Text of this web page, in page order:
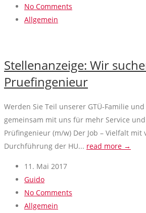
No Comments
Allgemein
Stellenanzeige: Wir
Pruefingenieur
Werden Sie Teil unserer GTÜ-Familie und
gemeinsam mit uns für mehr Service
Prüfingenieur (m/w) Der Job – Vielfalt mit
Durchführung der HU... read more →
11. Mai 2017
Guido
No Comments
Allgemein